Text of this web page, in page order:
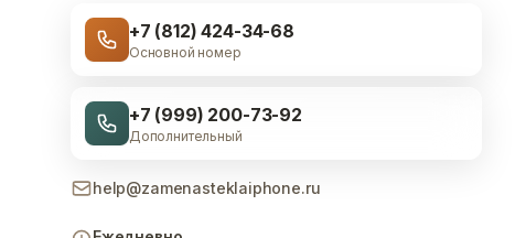
+7 (812) 424-34-68
Основной номер
+7 (999) 200-73-92
Дополнительный
help@zamenasteklaiphone.ru